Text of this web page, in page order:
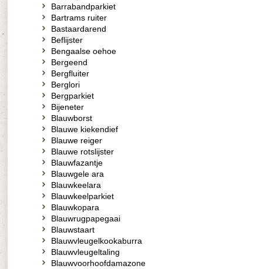
Barrabandparkiet
Bartrams ruiter
Bastaardarend
Beflijster
Bengaalse oehoe
Bergeend
Bergfluiter
Berglori
Bergparkiet
Bijeneter
Blauwborst
Blauwe kiekendief
Blauwe reiger
Blauwe rotslijster
Blauwfazantje
Blauwgele ara
Blauwkeelara
Blauwkeelparkiet
Blauwkopara
Blauwrugpapegaai
Blauwstaart
Blauwvleugelkookaburra
Blauwvleugeltaling
Blauwvoorhoofdamazone